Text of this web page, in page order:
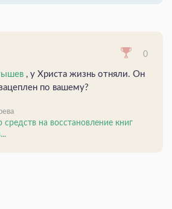
0
, у Христа жизнь отняли. Он
по вашему?
на восстановление книг